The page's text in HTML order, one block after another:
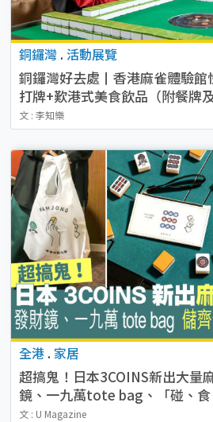
銅鑼灣 . 活動展覽
銅鑼灣好去處丨香港麻雀體驗
打牌+歎港式美食飲品（附餐牌及
文 : 李知樂
全港 . 家居
超搞鬼！日本3COINS新出大量
鏡、一九萬tote bag、「碰、
文 : U Magazine